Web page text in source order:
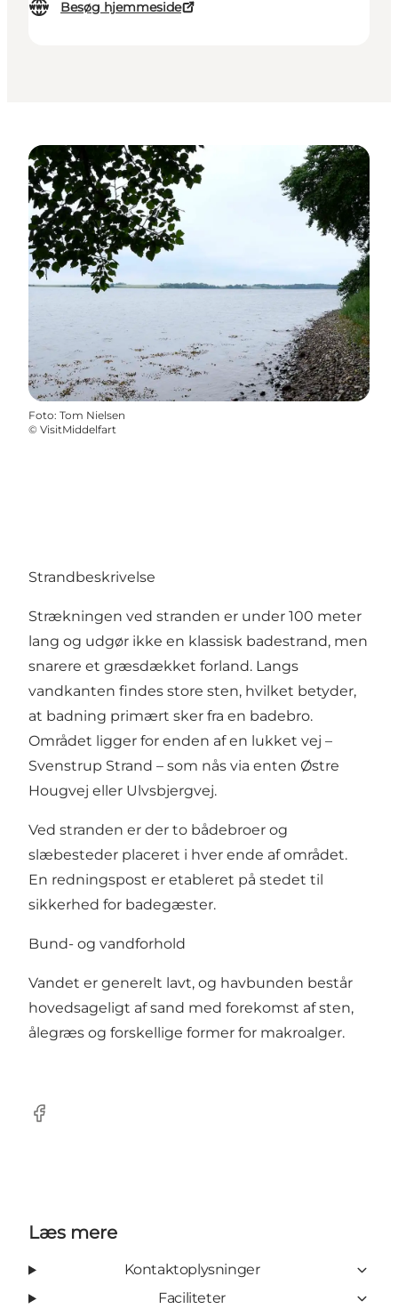
Besøg hjemmeside
Foto: Tom Nielsen
© VisitMiddelfart
Strandbeskrivelse
Strækningen ved stranden er under 100 meter
lang og udgør ikke en klassisk badestrand, men
snarere et græsdækket forland. Langs
vandkanten findes store sten, hvilket betyder,
at badning primært sker fra en badebro.
Området ligger for enden af en lukket vej –
Svenstrup Strand – som nås via enten Østre
Hougvej eller Ulvsbjergvej.
Ved stranden er der to bådebroer og
slæbesteder placeret i hver ende af området.
En redningspost er etableret på stedet til
sikkerhed for badegæster.
Bund- og vandforhold
Vandet er generelt lavt, og havbunden består
hovedsageligt af sand med forekomst af sten,
ålegræs og forskellige former for makroalger.
Facebook
Læs mere
Kontaktoplysninger
Faciliteter